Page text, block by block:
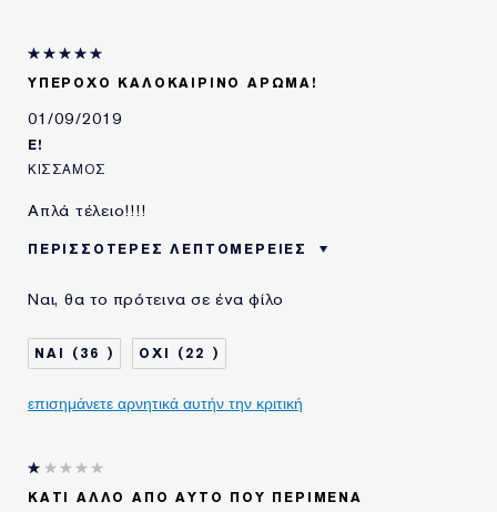
ΥΠΈΡΟΧΟ ΚΑΛΟΚΑΙΡΙΝΌ ΆΡΩΜΑ!
01/09/2019
E!
ΚΊΣΣΑΜΟΣ
Απλά τέλειο!!!!
ΠΕΡΙΣΣΌΤΕΡΕΣ ΛΕΠΤΟΜΈΡΕΙΕΣ
ΤΥΠΟΣ ΔΕΡΜΑΤΟΣ
ΚΑΝΟΝΙΚΟ/ΜΕΙΚΤΟ
ΑΝΑΓΚΗ ΕΠΙΔΕΡΜΙΔΑΣ
ΧΡΗΣΙΜΟΠΟΙΩ
LAUDER ΓΙΑ
Ναι, θα το πρότεινα σε ένα φίλο
36 22
επισημάνετε αρνητικά αυτήν την κριτική
ΚΆΤΙ ΆΛΛΟ ΑΠΌ ΑΥΤΌ ΠΟΥ ΠΕΡΊΜΕΝΑ